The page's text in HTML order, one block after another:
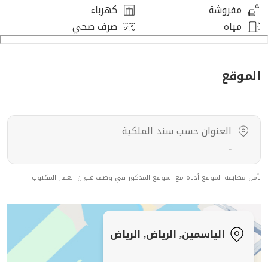
مفروشة
كهرباء
مياه
صرف صحي
الموقع
العنوان حسب سند الملكية
-
نأمل مطابقة الموقع أدناه مع الموقع المذكور في وصف عنوان العقار المكتوب
الياسمين, الرياض, الرياض